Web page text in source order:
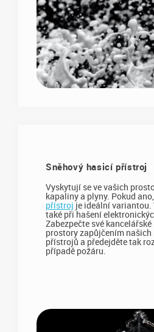
Sněhový hasicí přístroj
Vyskytují se ve vašich
kapaliny a plyny. Pokud ano,
přístrojje ideální variantou.
také při hašení
Zabezpečte své
prostory zapůjčením našich
přístrojů a předejděte tak
případě požáru.